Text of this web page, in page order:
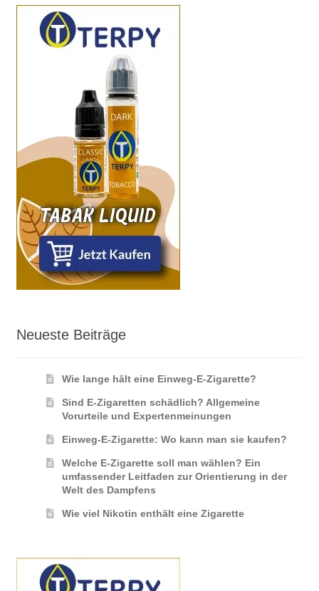
Neueste Beiträge
Wie lange hält eine Einweg-E-Zigarette?
Sind E-Zigaretten schädlich? Allgemeine
Vorurteile und Expertenmeinungen
Einweg-E-Zigarette: Wo kann man sie kaufen?
Welche E-Zigarette soll man wählen? Ein
umfassender Leitfaden zur Orientierung in der
Welt des Dampfens
Wie viel Nikotin enthält eine Zigarette